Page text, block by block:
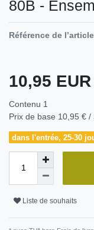
80B -
Référence de l’article
10,95 EUR
Contenu 1
Prix de base 10,95 € /
dans l'entrée, 25-30
Liste de souhaits